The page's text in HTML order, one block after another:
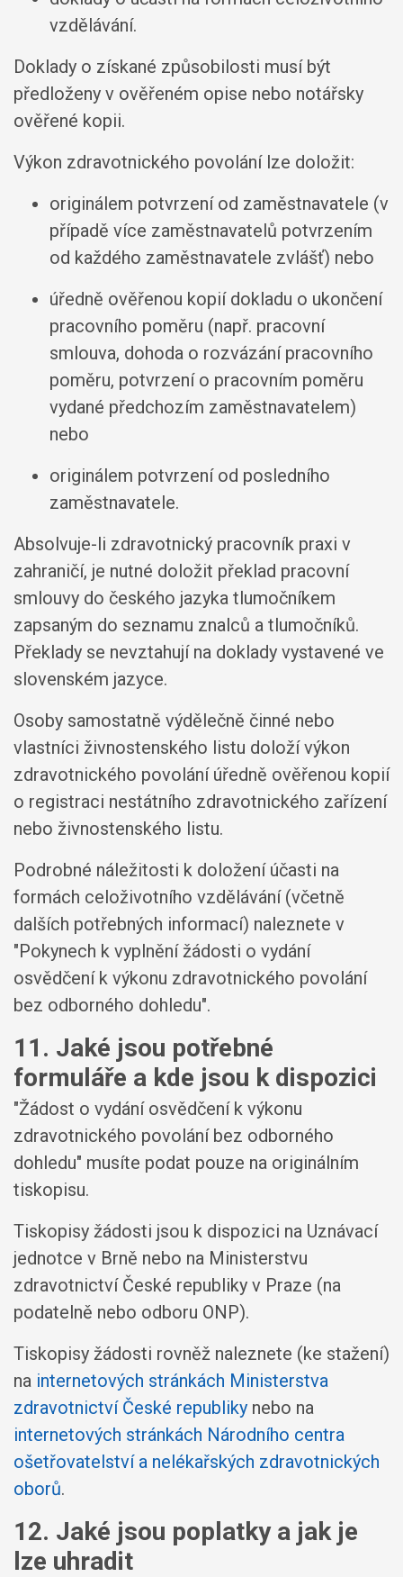
vzdělávání.
Doklady o získané způsobilosti musí být
předloženy v ověřeném opise nebo notářsky
ověřené kopii.
Výkon zdravotnického povolání lze doložit:
originálem potvrzení od zaměstnavatele (v
případě více zaměstnavatelů potvrzením
od každého zaměstnavatele zvlášť) nebo
úředně ověřenou kopií dokladu o ukončení
pracovního poměru (např. pracovní
smlouva, dohoda o rozvázání pracovního
poměru, potvrzení o pracovním poměru
vydané předchozím zaměstnavatelem)
nebo
originálem potvrzení od posledního
zaměstnavatele.
Absolvuje-li zdravotnický pracovník praxi v
zahraničí, je nutné doložit překlad pracovní
smlouvy do českého jazyka tlumočníkem
zapsaným do seznamu znalců a tlumočníků.
Překlady se nevztahují na doklady vystavené ve
slovenském jazyce.
Osoby samostatně výdělečně činné nebo
vlastníci živnostenského listu doloží výkon
zdravotnického povolání úředně ověřenou kopií
o registraci nestátního zdravotnického zařízení
nebo živnostenského listu.
Podrobné náležitosti k doložení účasti na
formách celoživotního vzdělávání (včetně
dalších potřebných informací) naleznete v
"Pokynech k vyplnění žádosti o vydání
osvědčení k výkonu zdravotnického povolání
bez odborného dohledu".
11. Jaké jsou potřebné
formuláře a kde jsou k dispozici
"Žádost o vydání osvědčení k výkonu
zdravotnického povolání bez odborného
dohledu" musíte podat pouze na originálním
tiskopisu.
Tiskopisy žádosti jsou k dispozici na Uznávací
jednotce v Brně nebo na Ministerstvu
zdravotnictví České republiky v Praze (na
podatelně nebo odboru ONP).
Tiskopisy žádosti rovněž naleznete (ke stažení)
na internetových stránkách Ministerstva
zdravotnictví České republiky nebo na
internetových stránkách Národního centra
ošetřovatelství a nelékařských zdravotnických
oborů.
12. Jaké jsou poplatky a jak je
lze uhradit